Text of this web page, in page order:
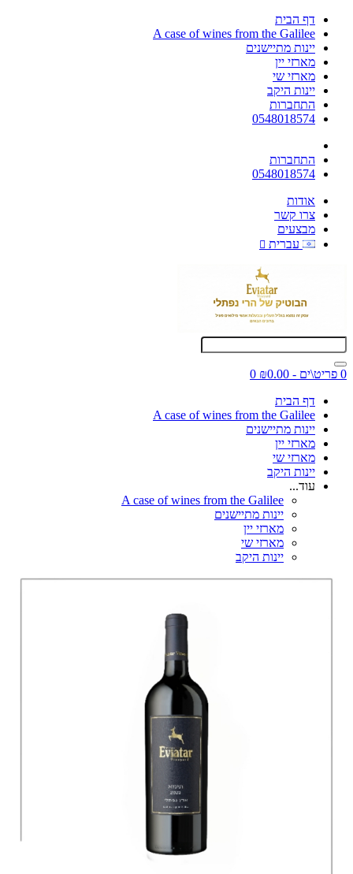
דף הבית
A case of wines from the Galilee
יינות מתיישנים
מארזי יין
מארזי שי
יינות היקב
התחברות
0548018574
התחברות
0548018574
אודות
צרו קשר
מבצעים
עברית
0 פריט\ים - ₪0.00
0
דף הבית
A case of wines from the Galilee
יינות מתיישנים
מארזי יין
מארזי שי
יינות היקב
עוד...
A case of wines from the Galilee
יינות מתיישנים
מארזי יין
מארזי שי
יינות היקב